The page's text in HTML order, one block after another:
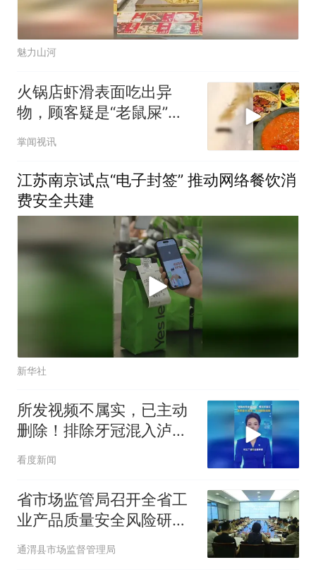
魅力山河
火锅店虾滑表面吃出异
物，顾客疑是“老鼠屎”，
门店负责人回应
掌闻视讯
江苏南京试点“电子封签” 推动网络餐饮消
费安全共建
新华社
所发视频不属实，已主动
删除！排除牙冠混入泸溪
河桃酥可能性，泸溪河对
看度新闻
省市场监管局召开全省工
业产品质量安全风险研判
会
通渭县市场监督管理局